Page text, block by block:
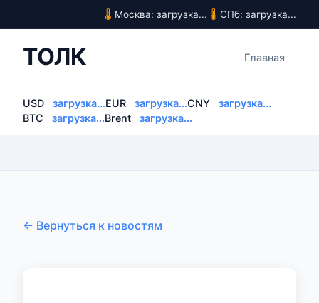
Москва: загрузка... СПб: загрузка...
ТОЛК Главная
USD загрузка...EUR загрузка...CNY
загрузка...
BTC
загрузка...Brent загрузка...
← Вернуться к новостям